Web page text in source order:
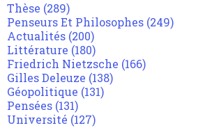
Thèse (289)
Penseurs Et Philosophes (249)
Actualités (200)
Littérature (180)
Friedrich Nietzsche (166)
Gilles Deleuze (138)
Géopolitique (131)
Pensées (131)
Université (127)